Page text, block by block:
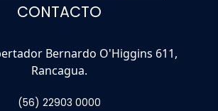
CONTACTO
Bernardo O'Higgins 611,
Rancagua.
(56) 22903 0000